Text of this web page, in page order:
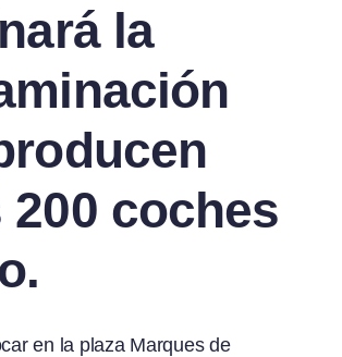
la
200 coches
en la plaza Marques de